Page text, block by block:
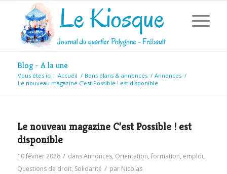
Blog - A la une
Vous êtes ici : Accueil / Bons plans & annonces / Annonces /
Le nouveau magazine C’est Possible ! est disponible
Le nouveau magazine C’est Possible ! est
disponible
10 février 2026 / dansAnnonces, Orientation, formation, emploi,
Questions de droit, Solidarité / par Nicolas